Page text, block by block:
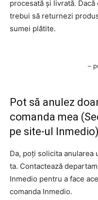
procesată și livrată.
trebui să returnezi
sumei plătite.
–
Pot să anulez
comanda mea
pe site-ul
Da, poți solicita anularea
ta. Contactează
Inmedio pentru a face
comanda Inmedio.